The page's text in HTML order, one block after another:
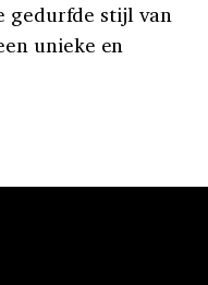
gedurfde stijl van
unieke en